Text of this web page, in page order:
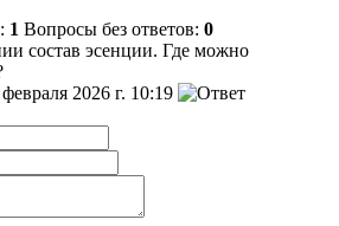
1 Вопросы без ответов: 0
состав эсенции. Где можно
2026 г. 10:19